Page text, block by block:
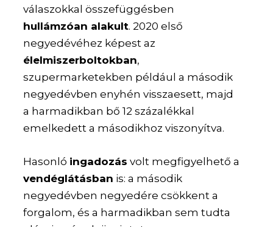
válaszokkal összefüggésben
hullámzóan alakult. 2020 első
negyedévéhez képest az
élelmiszerboltokban,
szupermarketekben például a második
negyedévben enyhén visszaesett, majd
a harmadikban bő 12 százalékkal
emelkedett a másodikhoz viszonyítva.
Hasonló ingadozás volt megfigyelhető a
vendéglátásban is: a második
negyedévben negyedére csökkent a
forgalom, és a harmadikban sem tudta